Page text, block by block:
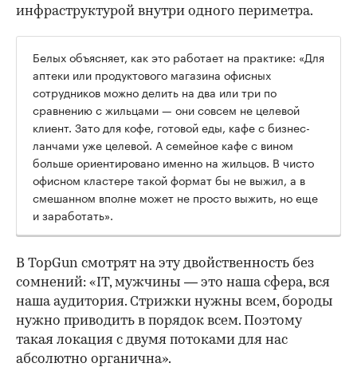
инфраструктурой внутри одного периметра.
Белых объясняет, как это работает на практике: «Для
аптеки или продуктового магазина офисных
сотрудников можно делить на два или три по
сравнению с жильцами — они совсем не целевой
клиент. Зато для кофе, готовой еды, кафе с бизнес-
ланчами уже целевой. А семейное кафе с вином
больше ориентировано именно на жильцов. В чисто
офисном кластере такой формат бы не выжил, а в
смешанном вполне может не просто выжить, но еще
и заработать».
В TopGun смотрят на эту двойственность без
сомнений: «IT, мужчины — это наша сфера, вся
наша аудитория. Стрижки нужны всем, бороды
нужно приводить в порядок всем. Поэтому
такая локация с двумя потоками для нас
абсолютно органична».